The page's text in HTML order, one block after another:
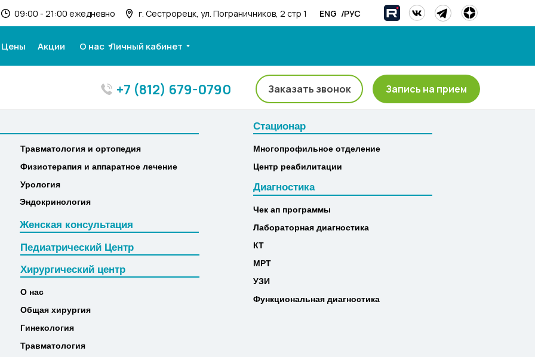
09:00 - 21:00 ежедневно г. Сестрорецк, ул. Пограничников, 2 стр 1
Цены Акции О нас
ENG РУС
/
Личный кабинет
Запись на прием
+7 (812) 679-0790 Заказать звонок
Травматология и ортопедия
Урология
Эндокринология
Стационар
Гинекология
Многопрофильное отделение
Центр реабилитации
Диагностика
Лабораторная диагностика
КТ
МРТ
УЗИ
Функциональная диагностика
Общая хирургия
Чек ап программы
Физиотерапия и аппаратное лечение
Хирургический центр
О нас
Педиатрический Центр
Травматология
Женская консультация
Стационар
Диагностика
Хирургический центр
Педиатрический Центр
Женская консультация